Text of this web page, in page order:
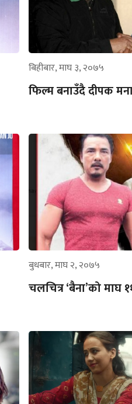
बिहीबार, माघ ३, २०७५
फिल्म बनाउँदै दीपक
बुधबार, माघ २, २०७५
चलचित्र ‘बैना’को माघ